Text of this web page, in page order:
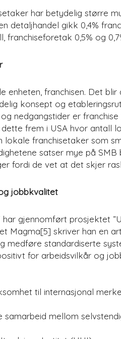
har betydelig større
detaljhandel gikk 0,4%
franchiseforetak 0,5% og
enheten, franchisen. Det
konsept og
nedgangstider er
frem i USA hvor antall
lokale franchisetaker som
satser mye på
fordi de vet at det skjer
jobbkvalitet
har gjennomført prosjektet
Magma[5] skriver han en
medføre standardiserte
for arbeidsvilkår og
til internasjonal
samarbeid mellom